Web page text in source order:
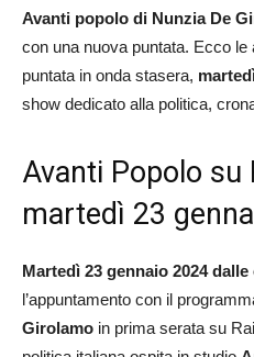
Avanti popolo di Nunzia De
con una nuova puntata. Ecco le
puntata in onda stasera,
show dedicato alla politica,
Avanti Popolo su
martedì 23
Martedì 23 gennaio 2024 dalle
l’appuntamento con il
Girolamo in prima serata su